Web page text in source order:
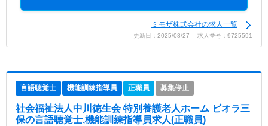
ミモザ株式会社の求人一覧
更新日：2025/08/27 求人番号：9725591
言語聴覚士 機能訓練指導員 正職員 募集停止
社会福祉法人中川徳生会 特別養護老人ホーム ビオラ三
保の言語聴覚士,機能訓練指導員求人(正職員)